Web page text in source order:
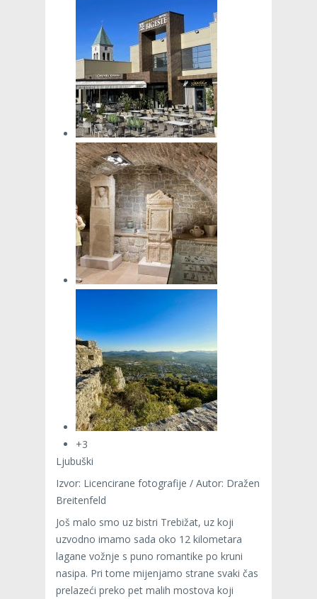
+3
Ljubuški
Izvor: Licencirane fotografije / Autor: Dražen
Breitenfeld
Još malo smo uz bistri Trebižat, uz koji
uzvodno imamo sada oko 12 kilometara
lagane vožnje s puno romantike po kruni
nasipa. Pri tome mijenjamo strane svaki čas
prelazeći preko pet malih mostova koji